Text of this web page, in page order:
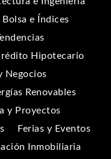
Bolsa e Índices
Hipotecario
Negocios
Renovables
y Proyectos
Ferias y Eventos
Inmobiliaria